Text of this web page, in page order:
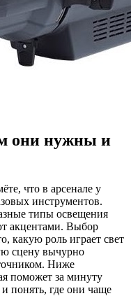
они нужны и
что в арсенале у
инструментов.
типы освещения
акцентами. Выбор
какую роль играет свет
сцену вычурно
Ниже
поможет за минуту
понять, где они чаще